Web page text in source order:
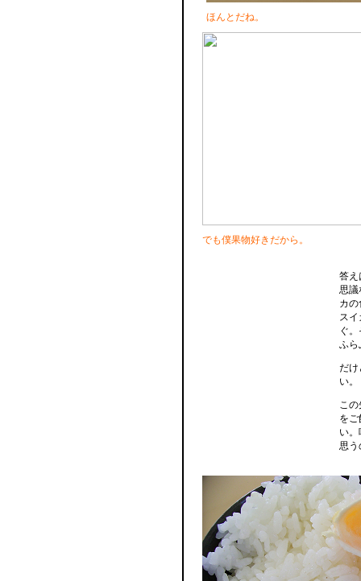
ほんとだね。
でも僕果物好きだから。
答え
思議
カ
ス
ぐ
ふら
だけ
い。
こ
を
い
思う